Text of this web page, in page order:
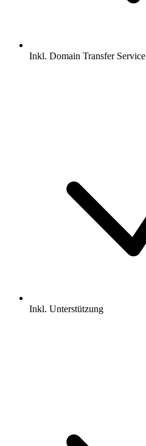
Inkl. Domain Transfer Service
Inkl. Unterstützung